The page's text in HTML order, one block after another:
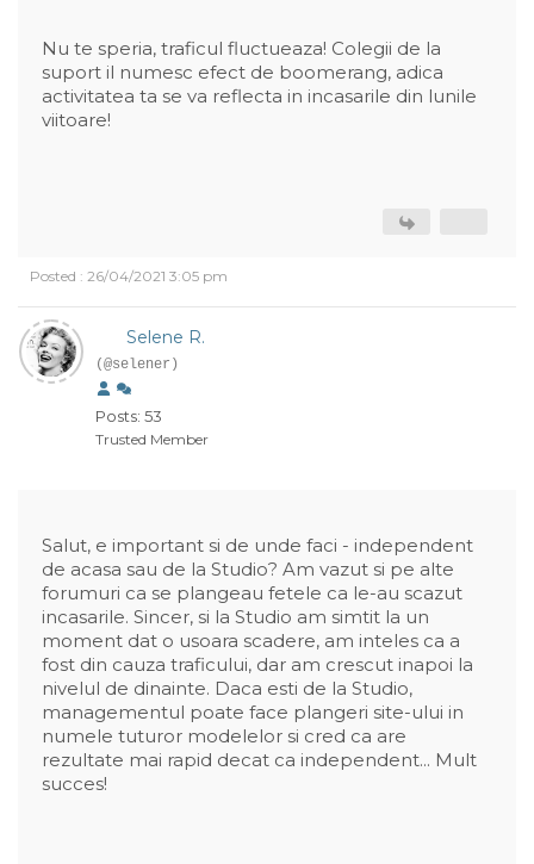
Nu te speria, traficul fluctueaza! Colegii de la
suport il numesc efect de boomerang, adica
activitatea ta se va reflecta in incasarile din lunile
viitoare!
Posted : 26/04/2021 3:05 pm
Selene R.
(@selener)
Posts: 53
Trusted Member
Salut, e important si de unde faci - independent
de acasa sau de la Studio? Am vazut si pe alte
forumuri ca se plangeau fetele ca le-au scazut
incasarile. Sincer, si la Studio am simtit la un
moment dat o usoara scadere, am inteles ca a
fost din cauza traficului, dar am crescut inapoi la
nivelul de dinainte. Daca esti de la Studio,
managementul poate face plangeri site-ului in
numele tuturor modelelor si cred ca are
rezultate mai rapid decat ca independent... Mult
succes!